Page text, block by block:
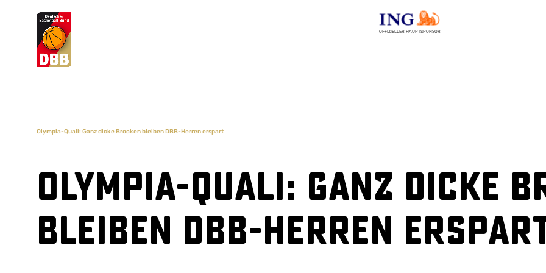
OFFIZIELLER HAUPTSPONSOR
Suchvorschläge
Olympia-Quali: Ganz dicke Brocken bleiben DBB-Herren erspart
Olympia-Quali: Ganz dicke
bleiben DBB-Herren